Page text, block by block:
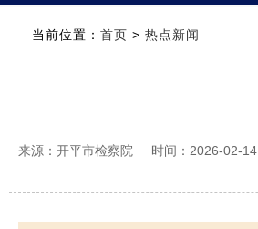
当前位置： 首页 > 热点新闻
来源：开平市检察院 时间：2026-02-14